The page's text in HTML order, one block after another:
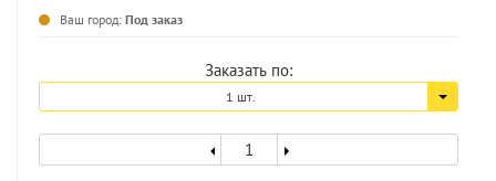
Ваш город: Под заказ
Заказать по:
1 шт.